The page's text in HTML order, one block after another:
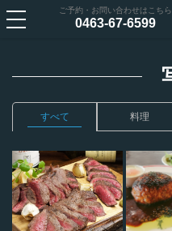
ご予約・お問い合わせはこちら
0463-67-6599
すべて 料理